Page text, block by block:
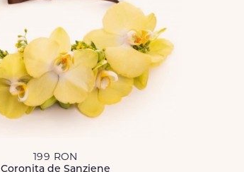
199 RON
Coronita de Sanziene